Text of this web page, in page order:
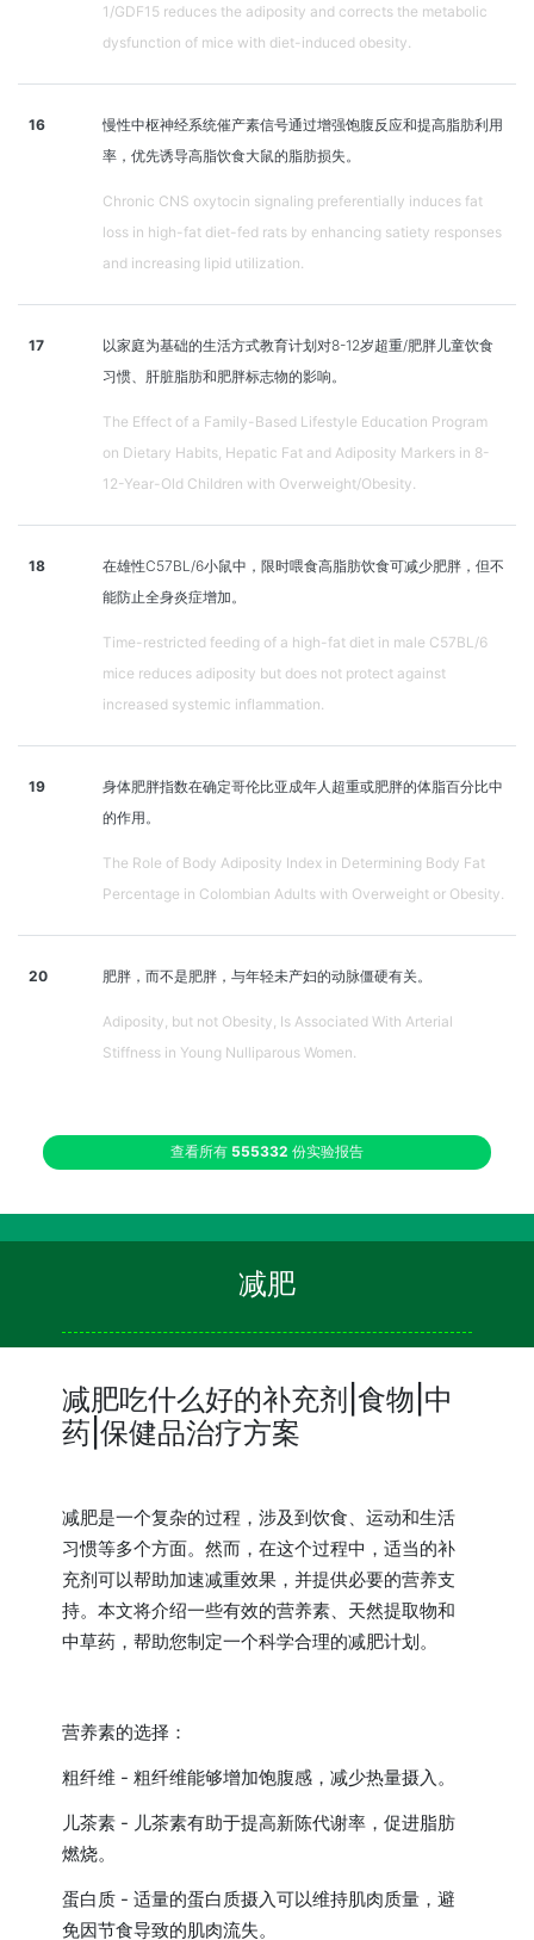
1/GDF15 reduces the adiposity and corrects the metabolic
dysfunction of mice with diet-induced obesity.
16
慢性中枢神经系统催产素信号通过增强饱腹反应和提高脂肪利用
率，优先诱导高脂饮食大鼠的脂肪损失。
Chronic CNS oxytocin signaling preferentially induces fat
loss in high-fat diet-fed rats by enhancing satiety responses
and increasing lipid utilization.
17
以家庭为基础的生活方式教育计划对8-12岁超重/肥胖儿童饮食
习惯、肝脏脂肪和肥胖标志物的影响。
The Effect of a Family-Based Lifestyle Education Program
on Dietary Habits, Hepatic Fat and Adiposity Markers in 8-
12-Year-Old Children with Overweight/Obesity.
18
在雄性C57BL/6小鼠中，限时喂食高脂肪饮食可减少肥胖，但不
能防止全身炎症增加。
Time-restricted feeding of a high-fat diet in male C57BL/6
mice reduces adiposity but does not protect against
increased systemic inflammation.
19
身体肥胖指数在确定哥伦比亚成年人超重或肥胖的体脂百分比中
的作用。
The Role of Body Adiposity Index in Determining Body Fat
Percentage in Colombian Adults with Overweight or Obesity.
20 肥胖，而不是肥胖，与年轻未产妇的动脉僵硬有关。
Adiposity, but not Obesity, Is Associated With Arterial
Stiffness in Young Nulliparous Women.
查看所有 555332 份实验报告
减肥
减肥吃什么好的补充剂|食物|中
药|保健品治疗方案
减肥是一个复杂的过程，涉及到饮食、运动和生活
习惯等多个方面。然而，在这个过程中，适当的补
充剂可以帮助加速减重效果，并提供必要的营养支
持。本文将介绍一些有效的营养素、天然提取物和
中草药，帮助您制定一个科学合理的减肥计划。
营养素的选择：
粗纤维 - 粗纤维能够增加饱腹感，减少热量摄入。
儿茶素 - 儿茶素有助于提高新陈代谢率，促进脂肪
燃烧。
蛋白质 - 适量的蛋白质摄入可以维持肌肉质量，避
免因节食导致的肌肉流失。